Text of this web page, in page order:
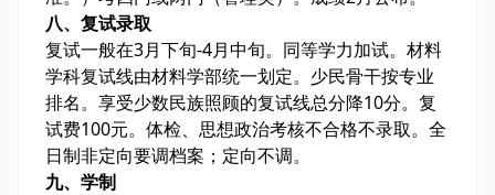
八、复试录取
复试一般在3月下旬-4月中旬。同等学力加试。材料
学科复试线由材料学部统一划定。少民骨干按专业
排名。享受少数民族照顾的复试线总分降10分。复
试费100元。体检、思想政治考核不合格不录取。全
日制非定向要调档案；定向不调。
九、学制